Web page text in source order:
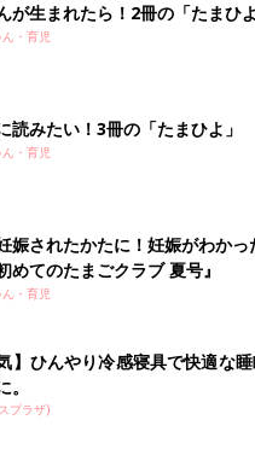
写真。ここまで大きくなると、おなか
さん)
ったことはどんなことですか？
くれる産院がなかなか見つか
いた大阪で不妊治療した病院の
入れ先を探してくれて、NICU
くれたのですが、3人同時の受
れてしまいました。そのあと、
見つからず…。最終的には関東
とに。仕事はすぐに退職し、妊
は別々で暮らしていました。
に脳貧血がひどくなったこと
消化管に流れていってしまうた
感とめまいが起きるのですが、
時、3人に栄養が取られるので
が生まれたら！2冊の「たまひよ
・育児
読みたい！3冊の「たまひよ」
・育児
娠されたかたに！妊娠がわかっ
めてのたまごクラブ 夏号』
・育児
】ひんやり冷感寝具で快適な
プラザ)